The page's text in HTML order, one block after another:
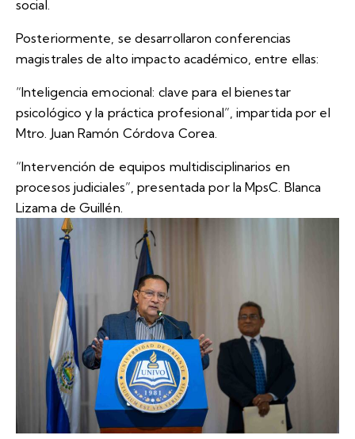
social.
Posteriormente, se desarrollaron conferencias
magistrales de alto impacto académico, entre ellas:
“Inteligencia emocional: clave para el bienestar
psicológico y la práctica profesional”, impartida por el
Mtro. Juan Ramón Córdova Corea.
“Intervención de equipos multidisciplinarios en
procesos judiciales”, presentada por la MpsC. Blanca
Lizama de Guillén.